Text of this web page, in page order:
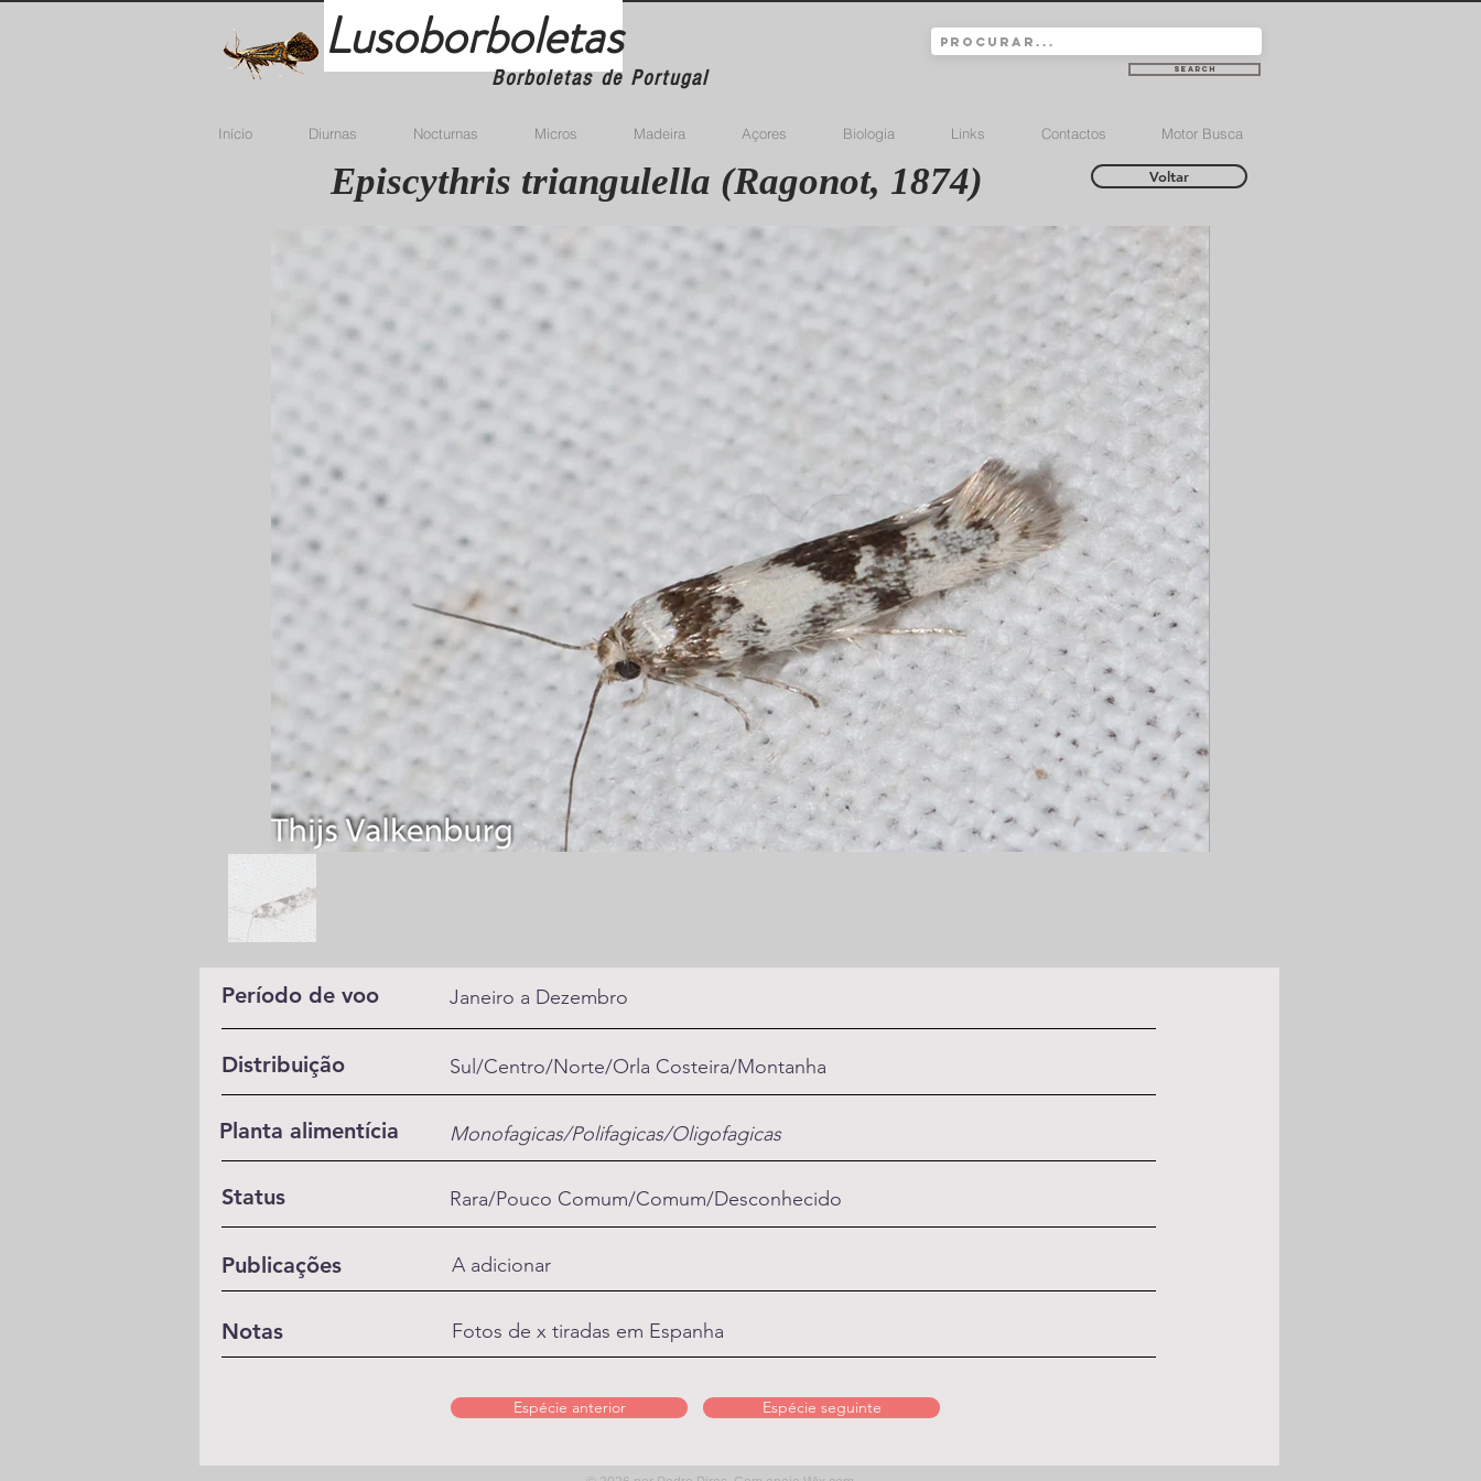
Lusoborboletas
Borboletas de Portugal Search
Início Diurnas Nocturnas Micros Madeira Açores Biologia Links Contactos Motor Busca
Episcythris triangulella (Ragonot, 1874) Voltar
Período de voo Janeiro a Dezembro
Distribuição Sul/Centro/Norte/Orla Costeira/Montanha
Planta alimentícia Monofagicas/Polifagicas/Oligofagicas
Status Rara/Pouco Comum/Comum/Desconhecido
Publicações A adicionar
Notas Fotos de x tiradas em Espanha
Espécie anterior Espécie seguinte